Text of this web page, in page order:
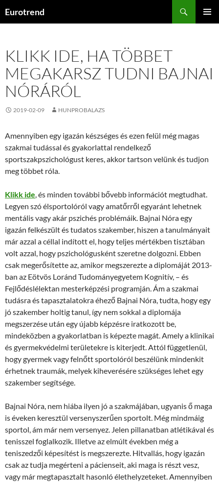
Eurotrend
KLIKK IDE, HA TÖBBET
MEGAKARSZ TUDNI BAJNAI
NÓRÁRÓL
2019-02-09 HUNPROBALAZS
Amennyiben egy igazán készséges és ezen felül még magas
szakmai tudással és gyakorlattal rendelkező
sportszakpszichológust keres, akkor tartson velünk és tudjon
meg többet róla.
Klikk ide, és minden további bővebb információt megtudhat.
Legyen szó élsportolóról vagy amatőrről egyaránt lehetnek
mentális vagy akár pszichés problémáik. Bajnai Nóra egy
igazán felkészült és tudatos szakember, hiszen a tanulmányait
már azzal a céllal indított el, hogy teljes mértékben tisztában
volt azzal, hogy pszichológusként szeretne dolgozni. Ebben
csak megerősítette az, amikor megszerezte a diplomáját 2013-
ban az Eötvös Loránd Tudományegyetem Kognitív, – és
Fejlődéslélektan mesterképzési programján. Ám a szakmai
tudásra és tapasztalatokra éhező Bajnai Nóra, tudta, hogy egy
jó szakember holtig tanul, így nem sokkal a diplomája
megszerzése után egy újabb képzésre iratkozott be,
mindeközben a gyakorlatban is képezte magát. Amely a klinikai
és gyermekvédelmi területekre is kiterjedt. Attól függetlenül,
hogy gyermek vagy felnőtt sportolóról beszélünk mindenkit
érhetnek traumák, melyek kiheverésére szükséges lehet egy
szakember segítsége.
Bajnai Nóra, nem hiába ilyen jó a szakmájában, ugyanis ő maga
is éveken keresztül versenyszerűen sportolt. Még mindmáig
sportol, ám már nem versenyez. Jelen pillanatban atlétikával és
tenisszel foglalkozik. Illetve az elmúlt években még a
teniszedzői képesítést is megszerezte. Hitvallás, hogy igazán
csak az tudja megérteni a pácienseit, aki maga is részt vesz,
vagy már megtapasztalt hasonló élethelyzeteket. Amennyiben